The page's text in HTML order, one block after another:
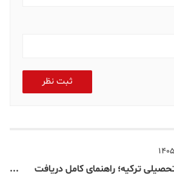
ثبت نظر
ترکیه؛ راهنمای کامل دریافت